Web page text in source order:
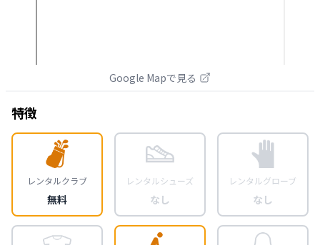
Google Mapで見る
特徴
レンタルクラブ
無料
レンタルシューズ
なし
レンタルグローブ
なし